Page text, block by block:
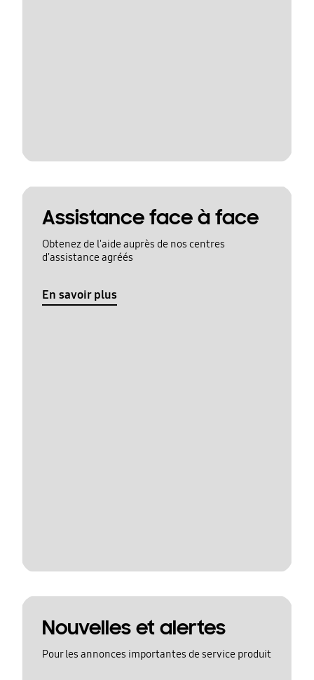
Assistance face à face
Obtenez de l'aide auprès de nos centres
d'assistance agréés
En savoir plus
Nouvelles et alertes
Pour les annonces importantes de service produit